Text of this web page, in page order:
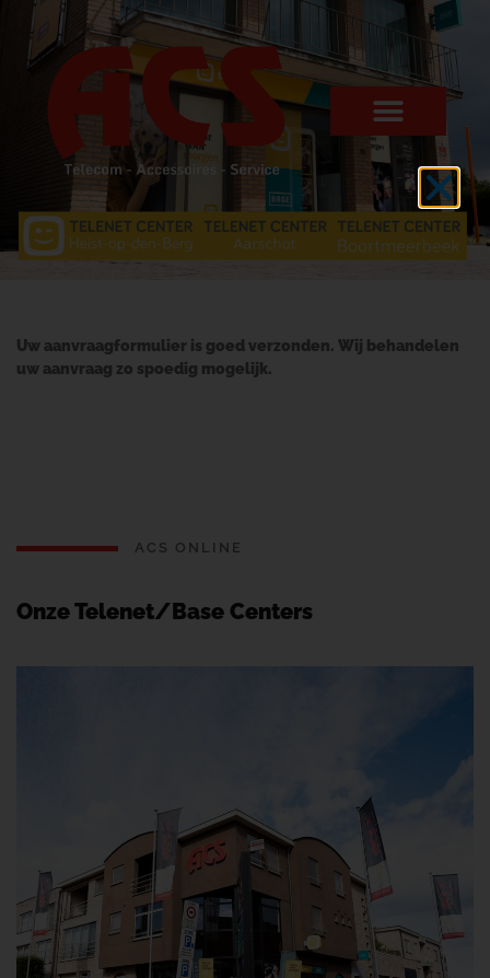
Uw aanvraagformulier is goed verzonden. Wij behandelen
uw aanvraag zo spoedig mogelijk.
ACS ONLINE
Onze Telenet/Base Centers